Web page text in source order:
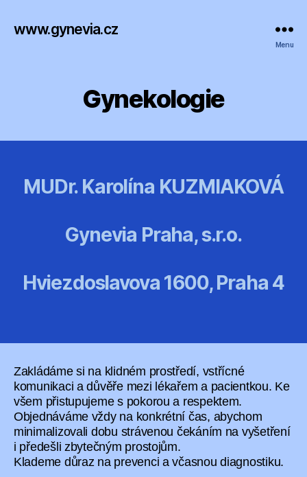
www.gynevia.cz
Menu
Gynekologie
MUDr. Karolína KUZMIAKOVÁ
Gynevia Praha, s.r.o.
Hviezdoslavova 1600, Praha 4
Zakládáme si na klidném prostředí, vstřícné
komunikaci a důvěře mezi lékařem a pacientkou. Ke
všem přistupujeme s pokorou a respektem.
Objednáváme vždy na konkrétní čas, abychom
minimalizovali dobu strávenou čekáním na vyšetření
i předešli zbytečným prostojům.
Klademe důraz na prevenci a včasnou diagnostiku.